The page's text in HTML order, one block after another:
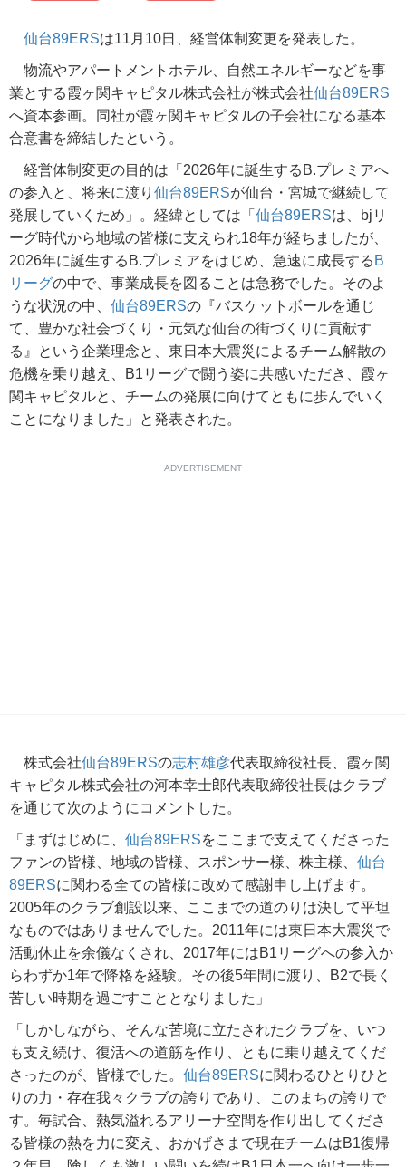
仙台89ERSは11月10日、経営体制変更を発表した。
物流やアパートメントホテル、自然エネルギーなどを事
業とする霞ヶ関キャピタル株式会社が株式会社仙台89ERS
へ資本参画。同社が霞ヶ関キャピタルの子会社になる基本
合意書を締結したという。
経営体制変更の目的は「2026年に誕生するB.プレミアへ
の参入と、将来に渡り 仙台89ERSが仙台・宮城で継続して
発展していくため」。経緯としては「 仙台89ERSは、bjリ
ーグ時代から地域の皆様に支えられ18年が経ちましたが、
2026年に誕生するB.プレミアをはじめ、急速に成長する B
リーグの中で、事業成長を図ることは急務でした。そのよ
うな状況の中、 仙台89ERSの『バスケットボールを通じ
て、豊かな社会づくり・元気な仙台の街づくりに貢献す
る』という企業理念と、東日本大震災によるチーム解散の
危機を乗り越え、B1リーグで闘う姿に共感いただき、霞ヶ
関キャピタルと、チームの発展に向けてともに歩んでいく
ことになりました」と発表された。
ADVERTISEMENT
株式会社仙台89ERSの志村雄彦代表取締役社長、霞ヶ関
キャピタル株式会社の河本幸士郎代表取締役社長はクラブ
を通じて次のようにコメントした。
「まずはじめに、 仙台89ERSをここまで支えてくださった
ファンの皆様、地域の皆様、スポンサー様、株主様、 仙台
89ERSに関わる全ての皆様に改めて感謝申し上げます。
2005年のクラブ創設以来、ここまでの道のりは決して平坦
なものではありませんでした。2011年には東日本大震災で
活動休止を余儀なくされ、2017年にはB1リーグへの参入か
らわずか1年で降格を経験。その後5年間に渡り、B2で長く
苦しい時期を過ごすこととなりました」
「しかしながら、そんな苦境に立たされたクラブを、いつ
も支え続け、復活への道筋を作り、ともに乗り越えてくだ
さったのが、皆様でした。 仙台89ERSに関わるひとりひと
りの力・存在我々クラブの誇りであり、このまちの誇りで
す。毎試合、熱気溢れるアリーナ空間を作り出してくださ
る皆様の熱を力に変え、おかげさまで現在チームはB1復帰